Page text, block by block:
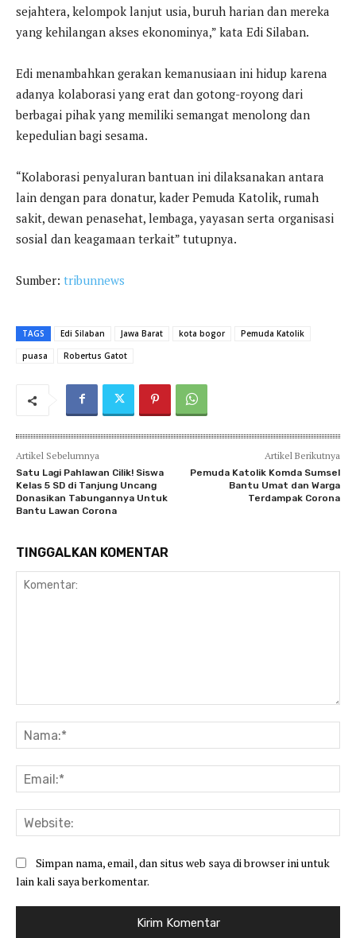
sejahtera, kelompok lanjut usia, buruh harian dan mereka
yang kehilangan akses ekonominya,” kata Edi Silaban.
Edi menambahkan gerakan kemanusiaan ini hidup karena
adanya kolaborasi yang erat dan gotong-royong dari
berbagai pihak yang memiliki semangat menolong dan
kepedulian bagi sesama.
“Kolaborasi penyaluran bantuan ini dilaksanakan antara
lain dengan para donatur, kader Pemuda Katolik, rumah
sakit, dewan penasehat, lembaga, yayasan serta organisasi
sosial dan keagamaan terkait” tutupnya.
Sumber: tribunnews
TAGS Edi Silaban Jawa Barat kota bogor
Pemuda Katolik
puasa
Robertus Gatot
Artikel Sebelumnya
Satu Lagi Pahlawan Cilik! Siswa
Kelas 5 SD di Tanjung Uncang
Donasikan Tabungannya Untuk
Bantu Lawan Corona
Artikel Berikutnya
Pemuda Katolik Komda Sumsel
Bantu Umat dan Warga
Terdampak Corona
TINGGALKAN KOMENTAR
Simpan nama, email, dan situs web saya di browser ini untuk
lain kali saya berkomentar.